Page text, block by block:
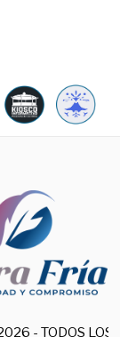
- TODOS LOS